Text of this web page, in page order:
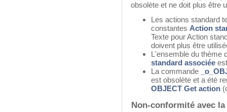
obsolète et ne doit plus être
Les actions standard
constantes Action
Texte pour Action
doivent plus être
L'ensemble du thème
standard associée
La commande
est obsolète et a été
OBJECT Get action
Non-conformité avec